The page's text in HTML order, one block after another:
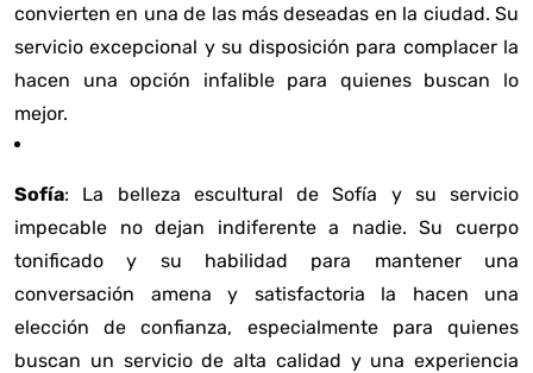
convierten en una de las más deseadas en la ciudad. Su
servicio excepcional y su disposición para complacer la
hacen una opción infalible para quienes buscan lo
mejor.
Sofía: La belleza escultural de Sofía y su servicio
impecable no dejan indiferente a nadie. Su cuerpo
tonificado y su habilidad para mantener una
conversación amena y satisfactoria la hacen una
elección de confianza, especialmente para quienes
buscan un servicio de alta calidad y una experiencia